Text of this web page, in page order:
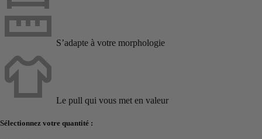
S’adapte à votre morphologie
Le pull qui vous met en valeur
Sélectionnez votre quantité :